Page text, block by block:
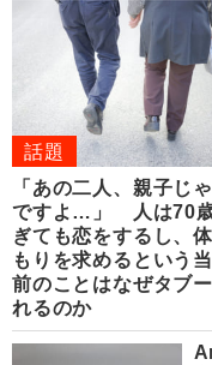
話題
「あの二人、親子じ
ですよ…」 人は70
ぎても恋をするし、
もりを求めるという
前のことはなぜタブ
れるのか